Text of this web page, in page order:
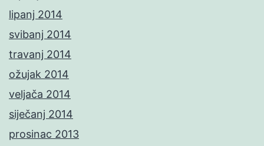
lipanj 2014
svibanj 2014
travanj 2014
ožujak 2014
veljača 2014
siječanj 2014
prosinac 2013